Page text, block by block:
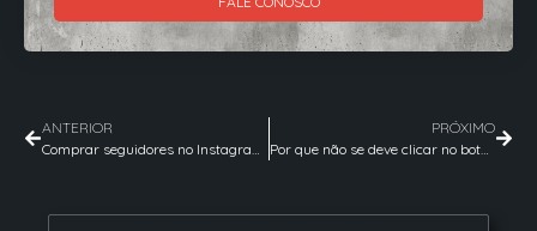
ANTERIOR
PRÓXIMO
Por que não se deve clicar no botão impulsionar publicação no Instagram?